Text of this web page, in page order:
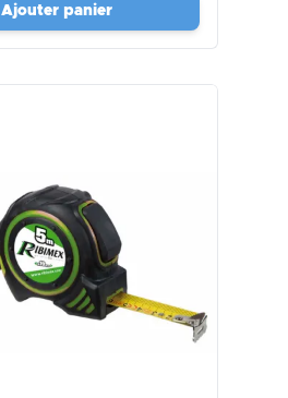
Ajouter panier